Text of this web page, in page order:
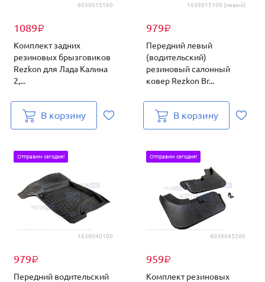
6039015190
1089₽
Комплект задних
резиновых брызговиков
Rezkon для Лада Калина
2,...
В корзину
1639015100 (левый)
979₽
Передний левый
(водительский)
резиновый салонный
ковер Rezkon Br...
В корзину
1639040100
979₽
Отправим сегодня!
Передний водительский
6039045260
959₽
Отправим сегодня!
Комплект резиновых